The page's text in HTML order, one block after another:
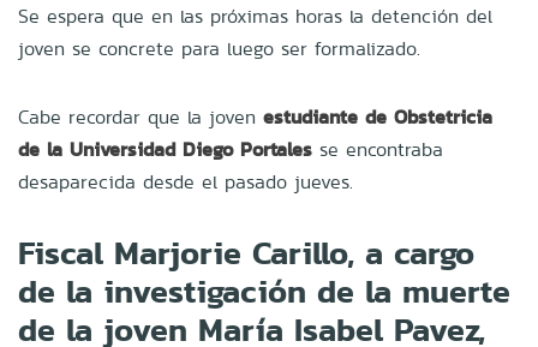
Se espera que en las próximas horas la detención del
joven se concrete para luego ser formalizado.
Cabe recordar que la joven estudiante de Obstetricia
de la Universidad Diego Portales se encontraba
desaparecida desde el pasado jueves.
Fiscal Marjorie Carillo, a cargo
de la investigación de la muerte
de la joven María Isabel Pavez,